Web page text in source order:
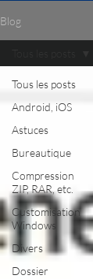
Blog
Tous les posts
Android, iOS
Astuces
Bureautique
Compression
ZIP, RAR, etc.
Customisation
Windows
Divers
Dossier